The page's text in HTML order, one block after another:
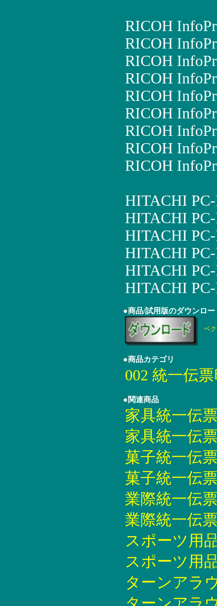
RICOH
RICOH
RICOH
RICOH
RICOH
RICOH
RICOH
RICOH
RICOH
HITACHI
HITACHI
HITACHI
HITACHI
HITACHI
HITACHI
●商品/試用版のダウンロー
ベ
●商品カテゴリ
002 統一伝
●関連商品
家具統一伝
家具統一伝
菓子統一伝
菓子統一伝
業際統一伝
業際統一伝
スポーツ用
スポーツ用
ターンアラ